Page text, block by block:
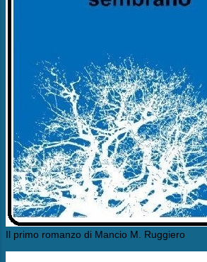
Il primo romanzo di Mancio M. Ruggiero